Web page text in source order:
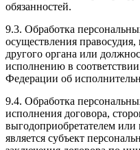
обязанностей.
9.3. Обработка
осуществления правосудия,
другого органа или
исполнению в
Федерации об
9.4. Обработка
исполнения договора,
выгодоприобретателем
является субъект